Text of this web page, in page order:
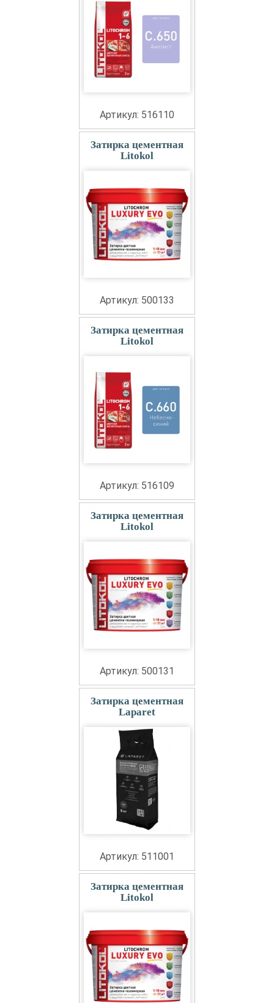
Артикул: 516110
Затирка цементная
Litokol
Артикул: 500133
Затирка цементная
Litokol
Артикул: 516109
Затирка цементная
Litokol
Артикул: 500131
Затирка цементная
Laparet
Артикул: 511001
Затирка цементная
Litokol